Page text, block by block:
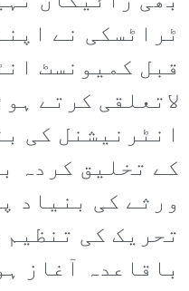
ٹراٹسکی نے
قبل کمیونسٹ
لاتعلقی کرتے
انٹرنیشنل کی
کے تخلیق کردہ
ورثے کی بنیاد
تحریک کی
باقاعدہ آغاز